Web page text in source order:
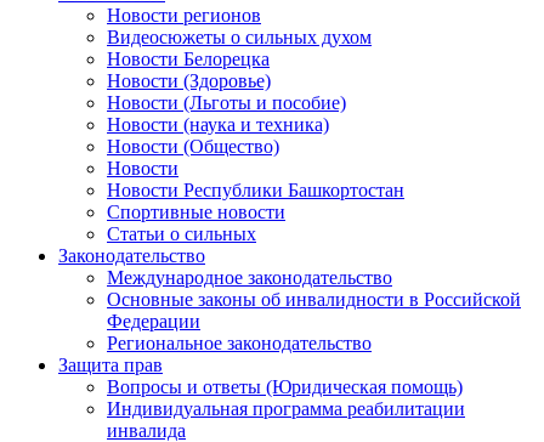
Новости регионов
Видеосюжеты о сильных духом
Новости Белорецка
Новости (Здоровье)
Новости (Льготы и пособие)
Новости (наука и техника)
Новости (Общество)
Новости
Новости Республики Башкортостан
Спортивные новости
Статьи о сильных
Законодательство
Международное законодательство
Основные законы об инвалидности в Российской
Федерации
Региональное законодательство
Защита прав
Вопросы и ответы (Юридическая помощь)
Индивидуальная программа реабилитации
инвалида